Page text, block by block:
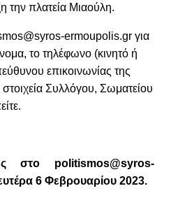
την πλατεία Μιαούλη.
ermoupolis.gr για
το τηλέφωνο (κινητό ή
επικοινωνίας της
Συλλόγου, Σωματείου
στο politismos@syros-
6 Φεβρουαρίου 2023.